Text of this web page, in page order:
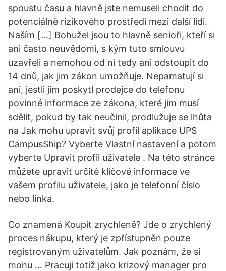
spoustu času a hlavně jste nemuseli chodit do
potenciálně rizikového prostředí mezi další lidi.
Naším […] Bohužel jsou to hlavně senioři, kteří si
ani často neuvědomí, s kým tuto smlouvu
uzavřeli a nemohou od ní tedy ani odstoupit do
14 dnů, jak jim zákon umožňuje. Nepamatují si
ani, jestli jim poskytl prodejce do telefonu
povinné informace ze zákona, které jim musí
sdělit, pokud by tak neučinil, prodlužuje se lhůta
na Jak mohu upravit svůj profil aplikace UPS
CampusShip? Vyberte Vlastní nastavení a potom
vyberte Upravit profil uživatele . Na této stránce
můžete upravit určité klíčové informace ve
vašem profilu uživatele, jako je telefonní číslo
nebo linka.
Co znamená Koupit zrychleně? Jde o zrychlený
proces nákupu, který je zpřístupněn pouze
registrovaným uživatelům. Jak poznám, že si
mohu … Pracuji totiž jako krizový manager pro